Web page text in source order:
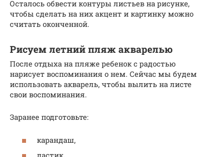
Осталось обвести контуры листьев на рисунке,
чтобы сделать на них акцент и картинку можно
считать оконченной.
Рисуем летний пляж акварелью
После отдыха на пляже ребенок с радостью
нарисует воспоминания о нем. Сейчас мы будем
использовать акварель, чтобы вылить на листе
свои воспоминания.
Заранее подготовьте:
карандаш,